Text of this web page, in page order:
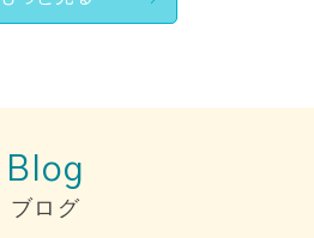
Blog
ブログ